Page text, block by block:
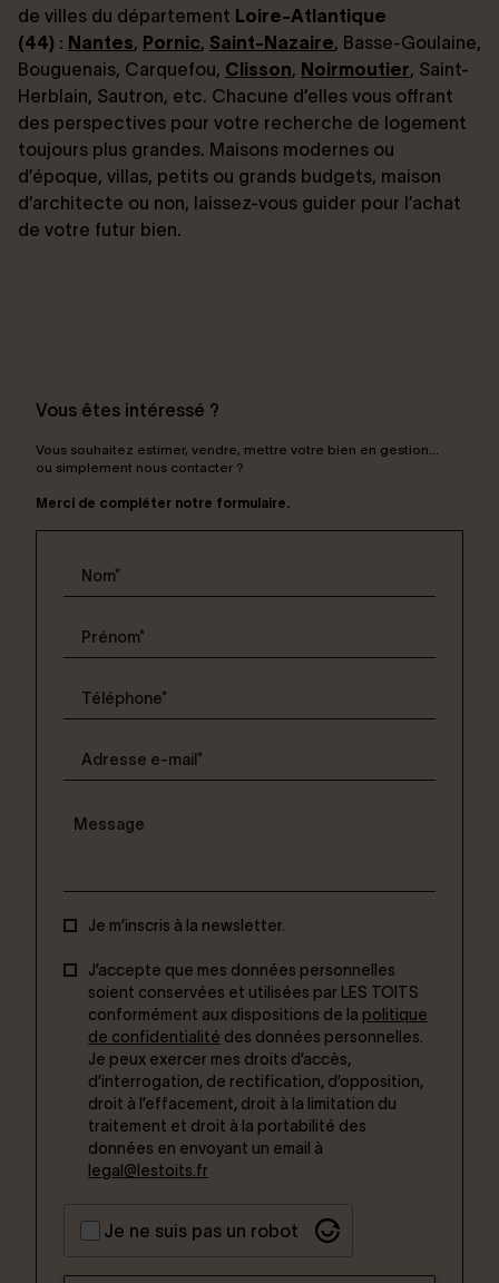
de villes du département Loire-Atlantique
(44) : Nantes, Pornic, Saint-Nazaire, Basse-Goulaine,
Bouguenais, Carquefou, Clisson, Noirmoutier, Saint-
Herblain, Sautron, etc. Chacune d’elles vous offrant
des perspectives pour votre recherche de logement
toujours plus grandes. Maisons modernes ou
d’époque, villas, petits ou grands budgets, maison
d’architecte ou non, laissez-vous guider pour l’achat
de votre futur bien.
Vous êtes intéressé ?
Vous souhaitez estimer, vendre, mettre votre bien en gestion…
ou simplement nous contacter ?
Merci de compléter notre formulaire.
Je m’inscris à la newsletter.
J’accepte que mes données personnelles
soient conservées et utilisées par LES TOITS
conformément aux dispositions de la politique
de confidentialité des données personnelles.
Je peux exercer mes droits d’accès,
d’interrogation, de rectification, d’opposition,
droit à l’effacement, droit à la limitation du
traitement et droit à la portabilité des
données en envoyant un email à
legal@lestoits.fr
Je ne suis pas un robot